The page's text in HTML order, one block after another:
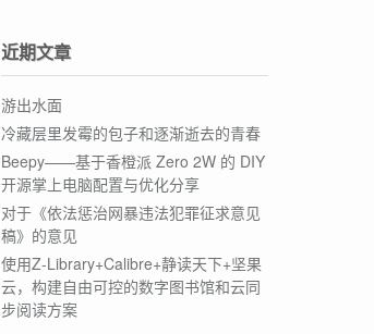
近期文章
游出水面
冷藏层里发霉的包子和逐渐逝去的青春
Beepy——基于香橙派 Zero 2W 的 DIY
开源掌上电脑配置与优化分享
对于《依法惩治网暴违法犯罪征求意见
稿》的意见
使用Z-Library+Calibre+静读天下+坚果
云，构建自由可控的数字图书馆和云同
步阅读方案